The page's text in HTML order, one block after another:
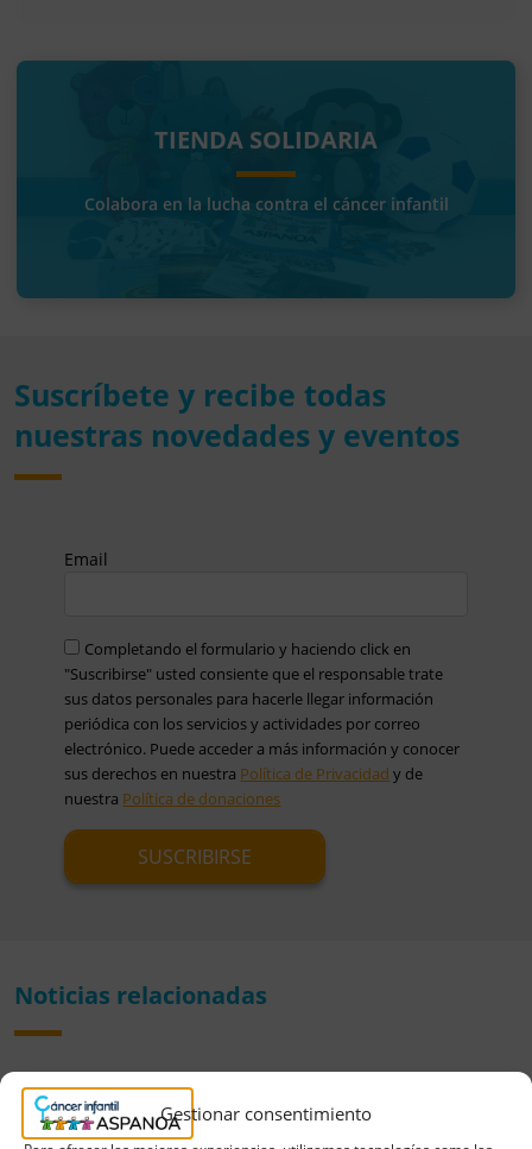
Gestionar consentimiento
TIENDA SOLIDARIA
Colabora en la lucha contra el cáncer infantil
Suscríbete y recibe todas
nuestras novedades y eventos
Email
Completando el formulario y haciendo click en
"Suscribirse" usted consiente que el responsable trate
sus datos personales para hacerle llegar información
periódica con los servicios y actividades por correo
electrónico. Puede acceder a más información y conocer
sus derechos en nuestra Política de Privacidad y de
nuestra Política de donaciones
Noticias relacionadas